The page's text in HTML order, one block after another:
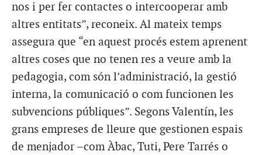
nos i per fer contactes o intercooperar amb
altres entitats”, reconeix. Al mateix temps
assegura que “en aquest procés estem aprenent
altres coses que no tenen res a veure amb la
pedagogia, com són l’administració, la gestió
interna, la comunicació o com funcionen les
subvencions públiques”. Segons Valentín, les
grans empreses de lleure que gestionen espais
de menjador –com Àbac, Tuti, Pere Tarrés o